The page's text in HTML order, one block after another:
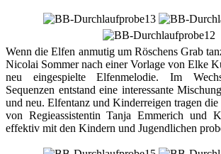
Wenn die Elfen anmutig um Röschens Grab
Nicolai Sommer nach einer Vorlage von Elke
neu eingespielte Elfenmelodie. Im
Sequenzen entstand eine interessante
und neu. Elfentanz und Kinderreigen tragen
von Regieassistentin Tanja Emmerich und
effektiv mit den Kindern und Jugendlichen